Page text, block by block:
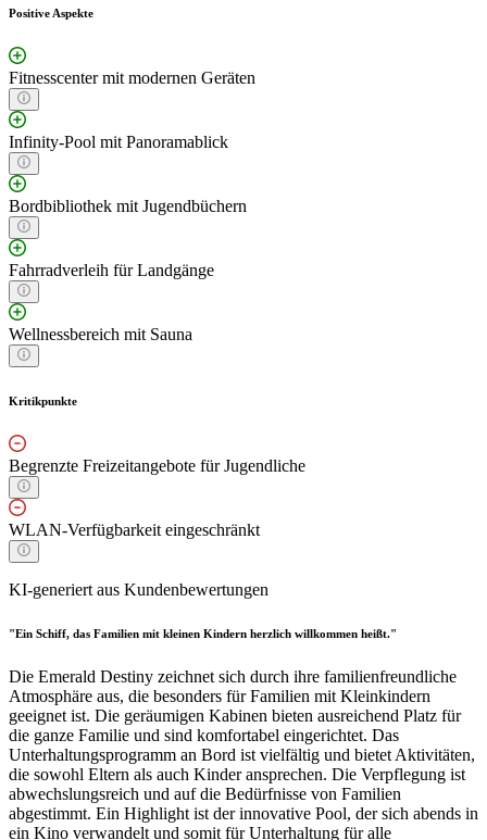
Positive Aspekte
Fitnesscenter mit modernen Geräten
Infinity-Pool mit Panoramablick
Bordbibliothek mit Jugendbüchern
Fahrradverleih für Landgänge
Wellnessbereich mit Sauna
Kritikpunkte
Begrenzte Freizeitangebote für Jugendliche
WLAN-Verfügbarkeit eingeschränkt
KI-generiert aus Kundenbewertungen
"Ein Schiff, das Familien mit kleinen Kindern herzlich willkommen heißt."
Die Emerald Destiny zeichnet sich durch ihre familienfreundliche
Atmosphäre aus, die besonders für Familien mit Kleinkindern
geeignet ist. Die geräumigen Kabinen bieten ausreichend Platz für
die ganze Familie und sind komfortabel eingerichtet. Das
Unterhaltungsprogramm an Bord ist vielfältig und bietet Aktivitäten,
die sowohl Eltern als auch Kinder ansprechen. Die Verpflegung ist
abwechslungsreich und auf die Bedürfnisse von Familien
abgestimmt. Ein Highlight ist der innovative Pool, der sich abends in
ein Kino verwandelt und somit für Unterhaltung für alle